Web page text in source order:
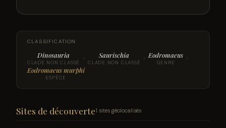
CLASSIFICATION
Dinosauria
CLADE NON CLASSÉ › Saurischia
CLADE NON CLASSÉ › Eodromaeus
GENRE ›
Eodromaeus murphi
ESPÈCE
Sites de découverte1 sites géolocalisés